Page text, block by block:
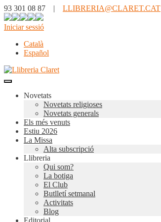
93 301 08 87 | LLIBRERIA@CLARET.CAT
Iniciar sessió
Català
Español
Novetats
Novetats religioses
Novetats generals
Els més venuts
Estiu 2026
La Missa
Alta subscripció
Llibreria
Qui som?
La botiga
El Club
Butlletí setmanal
Activitats
Blog
Editorial